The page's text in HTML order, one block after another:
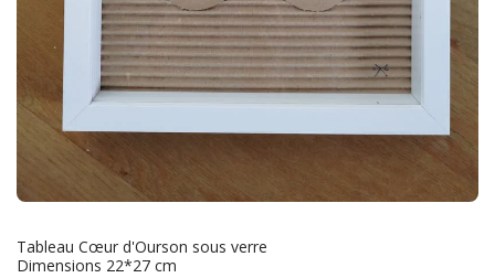
Tableau Cœur d'Ourson sous verre
Dimensions 22*27 cm